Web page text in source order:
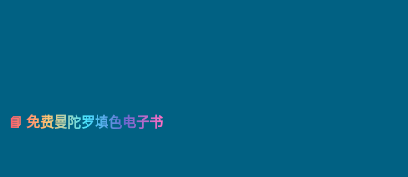
📘 免费曼陀罗填色电子书